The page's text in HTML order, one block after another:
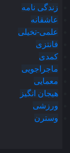
زندگی نامه
عاشقانه
علمی-تخیلی
فانتزی
کمدی
ماجراجویی
معمایی
هیجان انگیز
ورزشی
وسترن